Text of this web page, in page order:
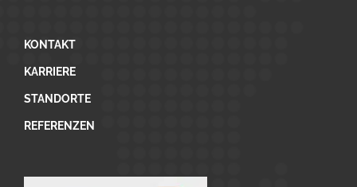
KONTAKT
KARRIERE
STANDORTE
REFERENZEN